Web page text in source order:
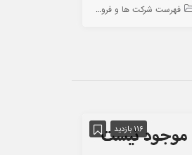
فهرست شرکت ها و فروشگاه ها
116 بازدید